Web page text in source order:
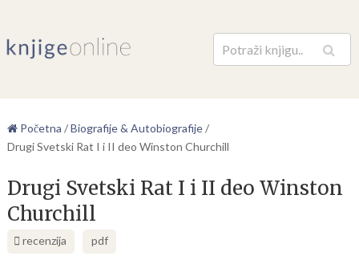
Pretraga
Početna /Biografije & Autobiografije/
Drugi Svetski Rat I i II deo Winston Churchill
Drugi Svetski Rat I i II deo Winston
Churchill
recenzija pdf